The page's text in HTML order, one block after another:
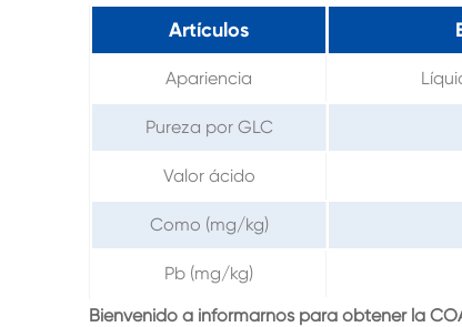
Artículos
Apariencia
Pureza por GLC
Valor ácido
Como (mg/kg)
Pb (mg/kg)
Bienvenido a informarnos para obtener la